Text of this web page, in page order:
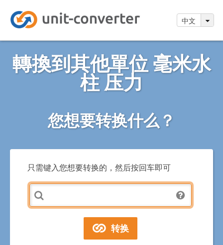
中文
轉換到其他單位 毫米水
柱 压力
您想要转换什么？
只需键入您想要转换的，然后按回车即可